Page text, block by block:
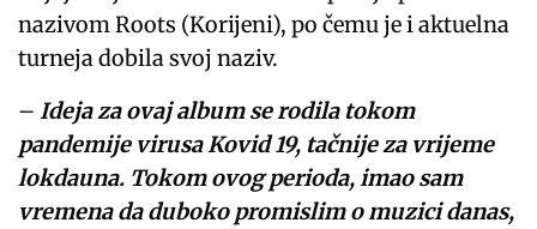
nazivom Roots (Korijeni), po čemu je i aktuelna
turneja dobila svoj naziv.
–Ideja za ovaj album se rodila tokom
pandemije virusa Kovid 19, tačnije za vrijeme
lokdauna. Tokom ovog perioda, imao sam
vremena da duboko promislim o muzici danas,